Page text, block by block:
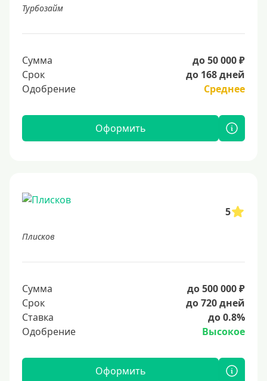
Турбозайм
Сумма
до 50 000 ₽
Срок
до 168 дней
Одобрение
Среднее
Оформить
5
Плисков
Сумма
до 500 000 ₽
Срок
до 720 дней
Ставка
до 0.8%
Одобрение
Высокое
Оформить